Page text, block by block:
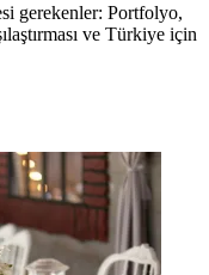
gerekenler: Portfolyo,
ve Türkiye için